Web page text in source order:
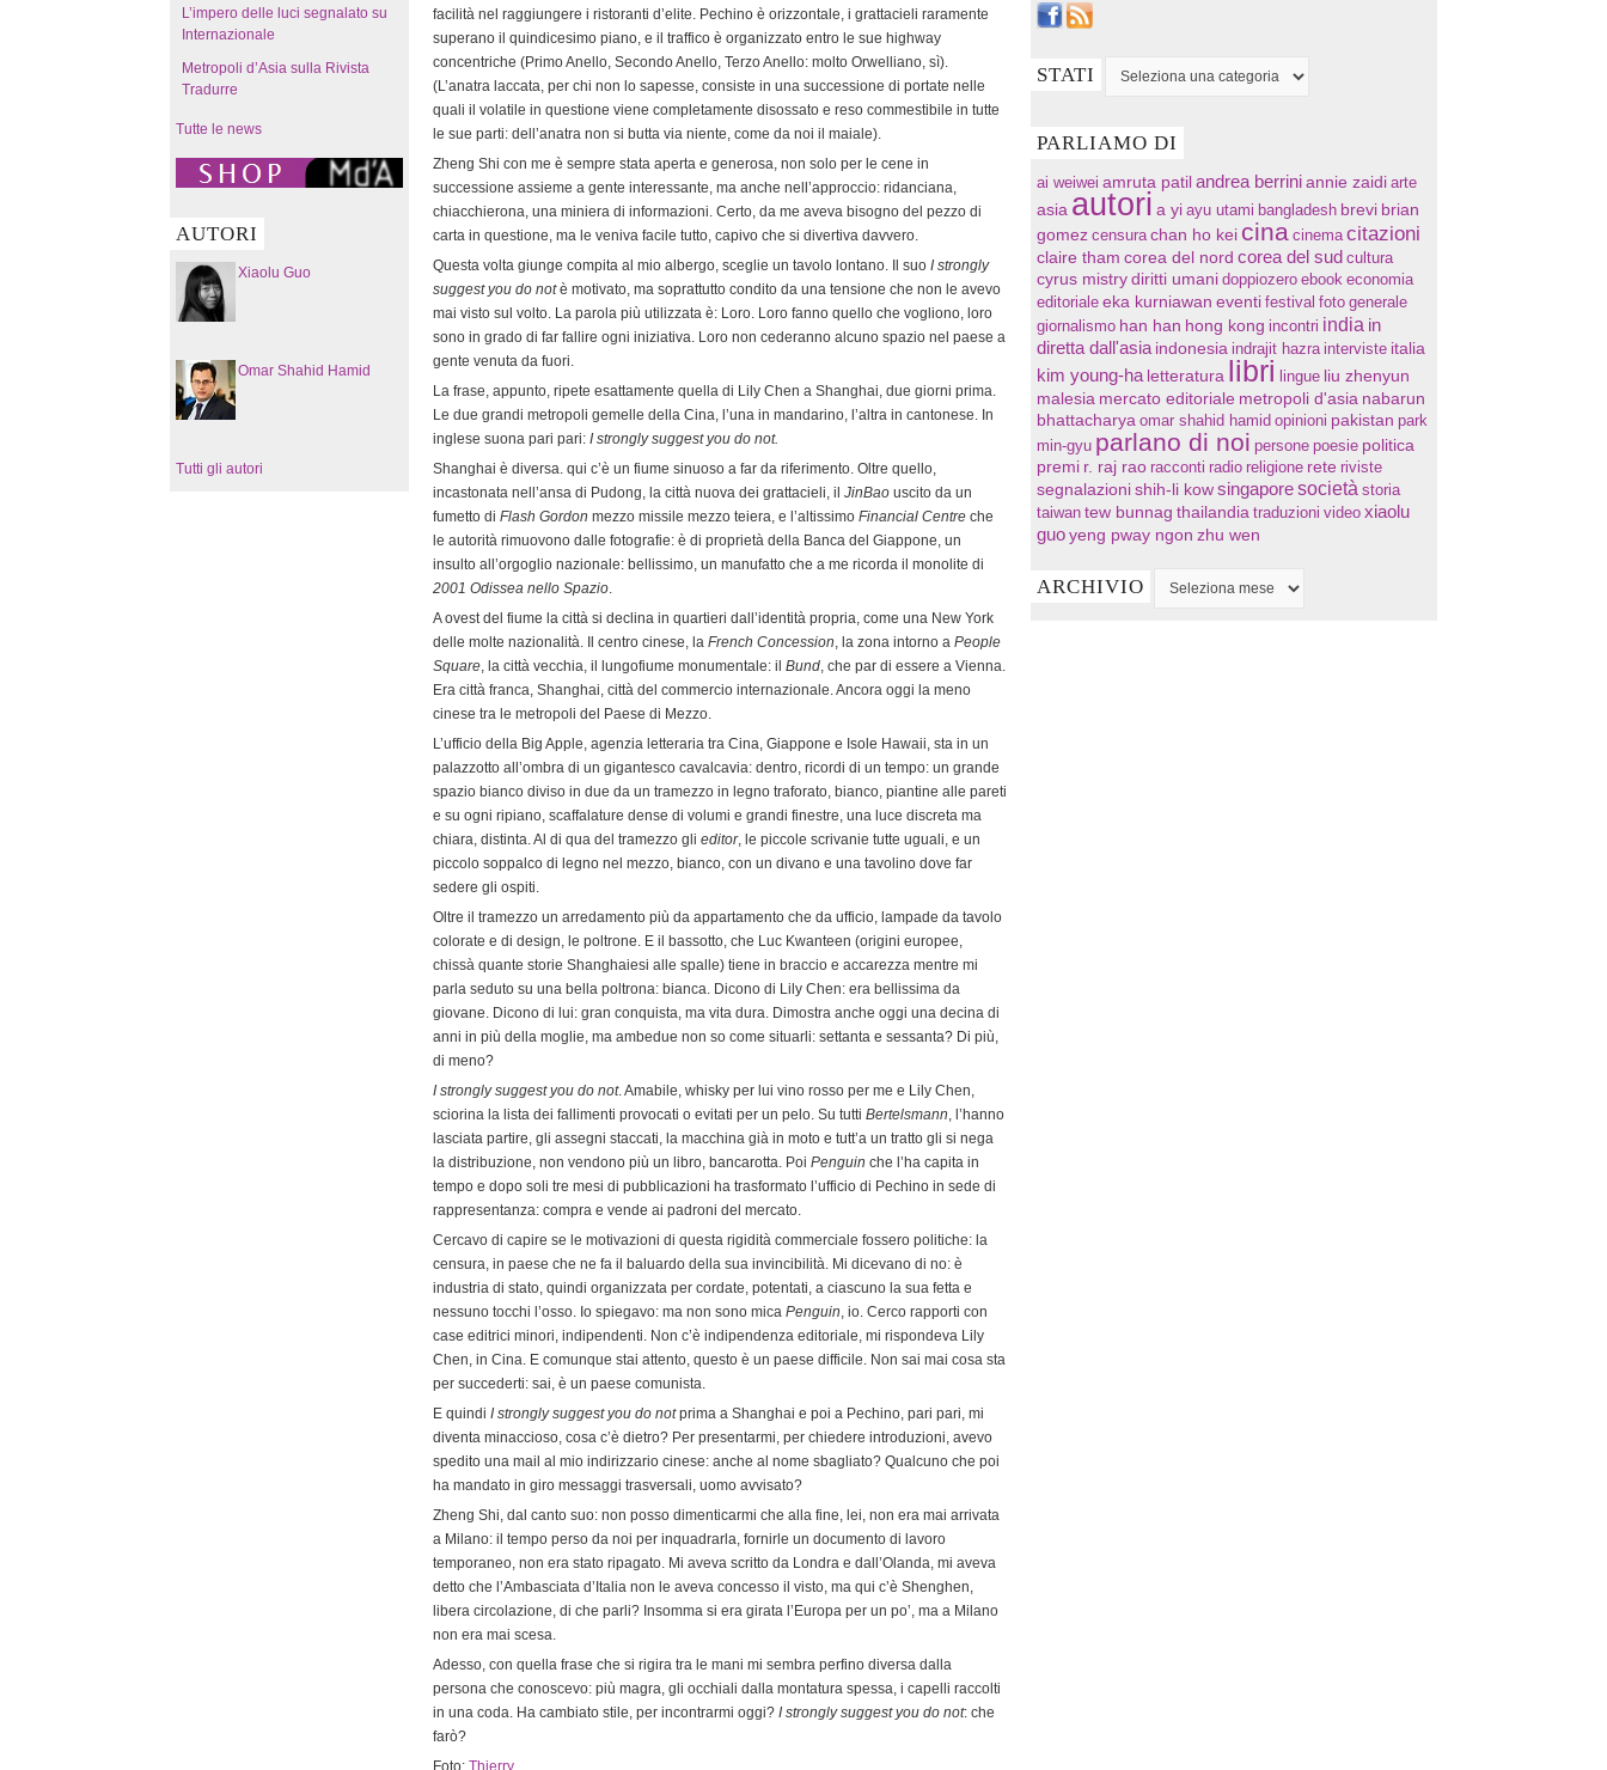
L’impero delle luci segnalato su
Internazionale
Metropoli d’Asia sulla Rivista
Tradurre
Tutte le news
AUTORI
Xiaolu Guo
Omar Shahid Hamid
Tutti gli autori
facilità nel raggiungere i ristoranti d’elite. Pechino è orizzontale, i grattacieli raramente
superano il quindicesimo piano, e il traffico è organizzato entro le sue highway
concentriche (Primo Anello, Secondo Anello, Terzo Anello: molto Orwelliano, sì).
(L’anatra laccata, per chi non lo sapesse, consiste in una successione di portate nelle
quali il volatile in questione viene completamente disossato e reso commestibile in tutte
le sue parti: dell’anatra non si butta via niente, come da noi il maiale).
Zheng Shi con me è sempre stata aperta e generosa, non solo per le cene in
successione assieme a gente interessante, ma anche nell’approccio: ridanciana,
chiacchierona, una miniera di informazioni. Certo, da me aveva bisogno del pezzo di
carta in questione, ma le veniva facile tutto, capivo che si divertiva davvero.
Questa volta giunge compita al mio albergo, sceglie un tavolo lontano. Il suo I strongly
suggest you do notè motivato, ma soprattutto condito da una tensione che non le avevo
mai visto sul volto. La parola più utilizzata è: Loro. Loro fanno quello che vogliono, loro
sono in grado di far fallire ogni iniziativa. Loro non cederanno alcuno spazio nel paese a
gente venuta da fuori.
La frase, appunto, ripete esattamente quella di Lily Chen a Shanghai, due giorni prima.
Le due grandi metropoli gemelle della Cina, l’una in mandarino, l’altra in cantonese. In
inglese suona pari pari: I strongly suggest you do not.
Shanghai è diversa. qui c’è un fiume sinuoso a far da riferimento. Oltre quello,
incastonata nell’ansa di Pudong, la città nuova dei grattacieli, il JinBao uscito da un
fumetto di Flash Gordon mezzo missile mezzo teiera, e l’altissimo Financial Centre che
le autorità rimuovono dalle fotografie: è di proprietà della Banca del Giappone, un
insulto all’orgoglio nazionale: bellissimo, un manufatto che a me ricorda il monolite di
2001 Odissea nello Spazio.
A ovest del fiume la città si declina in quartieri dall’identità propria, come una New York
delle molte nazionalità. Il centro cinese, la French Concession, la zona intorno a People
Square, la città vecchia, il lungofiume monumentale: il Bund, che par di essere a Vienna.
Era città franca, Shanghai, città del commercio internazionale. Ancora oggi la meno
cinese tra le metropoli del Paese di Mezzo.
L’ufficio della Big Apple, agenzia letteraria tra Cina, Giappone e Isole Hawaii, sta in un
palazzotto all’ombra di un gigantesco cavalcavia: dentro, ricordi di un tempo: un grande
spazio bianco diviso in due da un tramezzo in legno traforato, bianco, piantine alle pareti
e su ogni ripiano, scaffalature dense di volumi e grandi finestre, una luce discreta ma
chiara, distinta. Al di qua del tramezzo gli editor, le piccole scrivanie tutte uguali, e un
piccolo soppalco di legno nel mezzo, bianco, con un divano e una tavolino dove far
sedere gli ospiti.
Oltre il tramezzo un arredamento più da appartamento che da ufficio, lampade da tavolo
colorate e di design, le poltrone. E il bassotto, che Luc Kwanteen (origini europee,
chissà quante storie Shanghaiesi alle spalle) tiene in braccio e accarezza mentre mi
parla seduto su una bella poltrona: bianca. Dicono di Lily Chen: era bellissima da
giovane. Dicono di lui: gran conquista, ma vita dura. Dimostra anche oggi una decina di
anni in più della moglie, ma ambedue non so come situarli: settanta e sessanta? Di più,
di meno?
I strongly suggest you do not. Amabile, whisky per lui vino rosso per me e Lily Chen,
sciorina la lista dei fallimenti provocati o evitati per un pelo. Su tutti Bertelsmann, l’hanno
lasciata partire, gli assegni staccati, la macchina già in moto e tutt’a un tratto gli si nega
la distribuzione, non vendono più un libro, bancarotta. Poi Penguin che l’ha capita in
tempo e dopo soli tre mesi di pubblicazioni ha trasformato l’ufficio di Pechino in sede di
rappresentanza: compra e vende ai padroni del mercato.
Cercavo di capire se le motivazioni di questa rigidità commerciale fossero politiche: la
censura, in paese che ne fa il baluardo della sua invincibilità. Mi dicevano di no: è
industria di stato, quindi organizzata per cordate, potentati, a ciascuno la sua fetta e
nessuno tocchi l’osso. Io spiegavo: ma non sono mica Penguin, io. Cerco rapporti con
case editrici minori, indipendenti. Non c’è indipendenza editoriale, mi rispondeva Lily
Chen, in Cina. E comunque stai attento, questo è un paese difficile. Non sai mai cosa sta
per succederti: sai, è un paese comunista.
E quindi I strongly suggest you do notprima a Shanghai e poi a Pechino, pari pari, mi
diventa minaccioso, cosa c’è dietro? Per presentarmi, per chiedere introduzioni, avevo
spedito una mail al mio indirizzario cinese: anche al nome sbagliato? Qualcuno che poi
ha mandato in giro messaggi trasversali, uomo avvisato?
Zheng Shi, dal canto suo: non posso dimenticarmi che alla fine, lei, non era mai arrivata
a Milano: il tempo perso da noi per inquadrarla, fornirle un documento di lavoro
temporaneo, non era stato ripagato. Mi aveva scritto da Londra e dall’Olanda, mi aveva
detto che l’Ambasciata d’Italia non le aveva concesso il visto, ma qui c’è Shenghen,
libera circolazione, di che parli? Insomma si era girata l’Europa per un po’, ma a Milano
non era mai scesa.
Adesso, con quella frase che si rigira tra le mani mi sembra perfino diversa dalla
persona che conoscevo: più magra, gli occhiali dalla montatura spessa, i capelli raccolti
in una coda. Ha cambiato stile, per incontrarmi oggi? I strongly suggest you do not: che
farò?
Foto: Thierry
STATI
PARLIAMO DI
ai weiwei amruta patil andrea berriniannie zaidi arte
asia autori a yi ayu utami bangladesh brevi brian
gomez censura chan ho kei cina cinema citazioni
claire tham corea del nord corea del sud cultura
cyrus mistry diritti umani doppiozero ebook economia
editoriale eka kurniawan eventi festival foto generale
giornalismo han han hong kong incontri india in
diretta dall'asia indonesia indrajit hazra interviste italia
kim young-ha letteratura libri lingue liu zhenyun
malesia mercato editoriale metropoli d'asia nabarun
bhattacharya omar shahid hamid opinioni pakistan park
min-gyu parlano di noi persone poesie politica
premi r. raj rao racconti radio religione rete riviste
segnalazioni shih-li kow singaporesocietà storia
taiwan tew bunnag thailandia traduzioni video xiaolu
guoyeng pway ngon zhu wen
ARCHIVIO